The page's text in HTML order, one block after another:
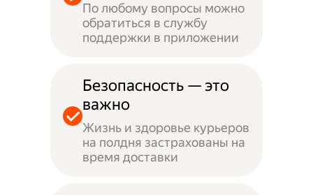
По любому вопросы можно
обратиться в службу
поддержки в приложении
Безопасность — это
важно
Жизнь и здоровье курьеров
на полдня застрахованы на
время доставки